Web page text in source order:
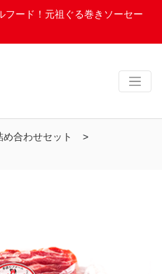
フード！元祖ぐる巻きソーセー
合わせセット